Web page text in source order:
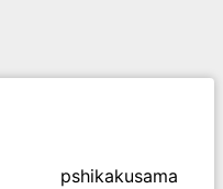
pshikakusama